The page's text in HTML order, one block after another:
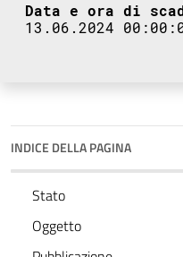
Data e ora di
13.06.2024
INDICE DELLA PAGINA
Stato
Oggetto